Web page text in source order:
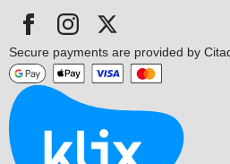
Secure payments are provided by